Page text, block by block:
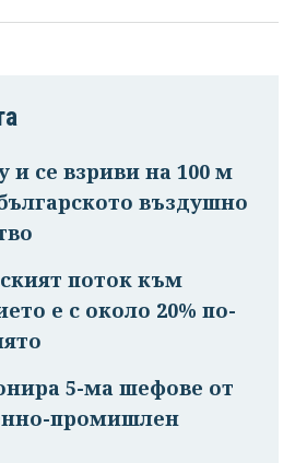
и се взриви на 100 м
въздушно
поток към
е с около 20% по-
5-ма шефове от
промишлен